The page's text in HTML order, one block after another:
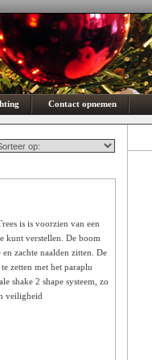
Contact opnemen
is is voorzien van een
kunt verstellen. De boom
zachte naalden zitten. De
zetten met het paraplu
shake 2 shape systeem, zo
veiligheid